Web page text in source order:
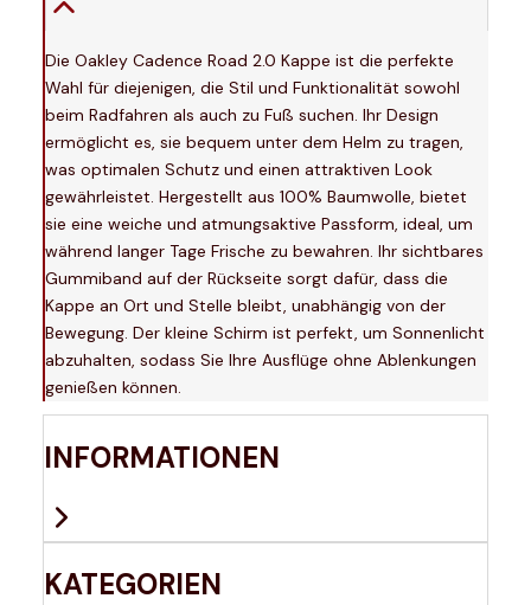
Die Oakley Cadence Road 2.0 Kappe ist die perfekte
Wahl für diejenigen, die Stil und Funktionalität sowohl
beim Radfahren als auch zu Fuß suchen. Ihr Design
ermöglicht es, sie bequem unter dem Helm zu tragen,
was optimalen Schutz und einen attraktiven Look
gewährleistet. Hergestellt aus 100% Baumwolle, bietet
sie eine weiche und atmungsaktive Passform, ideal, um
während langer Tage Frische zu bewahren. Ihr sichtbares
Gummiband auf der Rückseite sorgt dafür, dass die
Kappe an Ort und Stelle bleibt, unabhängig von der
Bewegung. Der kleine Schirm ist perfekt, um Sonnenlicht
abzuhalten, sodass Sie Ihre Ausflüge ohne Ablenkungen
genießen können.
INFORMATIONEN
KATEGORIEN